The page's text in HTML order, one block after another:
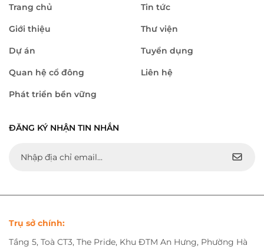
Trang chủ
Giới thiệu
Dự án
Quan hệ cổ đông
Phát triển bền vững
Tin tức
Thư viện
Tuyển dụng
Liên hệ
ĐĂNG KÝ NHẬN TIN NHẮN
Trụ sở chính:
Tầng 5, Toà CT3, The Pride, Khu ĐTM An Hưng, Phường Hà